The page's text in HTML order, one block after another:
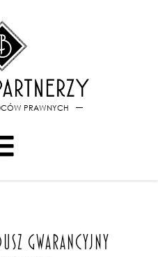
PRAWNYCH
GWARANCYJNY